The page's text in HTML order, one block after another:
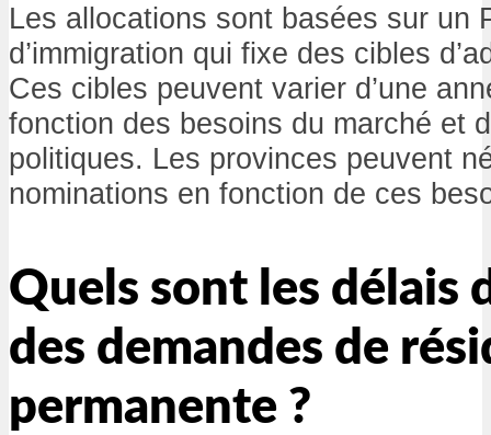
Les allocations sont basées sur un
d’immigration qui fixe des cibles
Ces cibles peuvent varier d’une
fonction des besoins du marché et
politiques. Les provinces peuvent
nominations en fonction de ces
Quels sont les délais
des demandes de
permanente ?